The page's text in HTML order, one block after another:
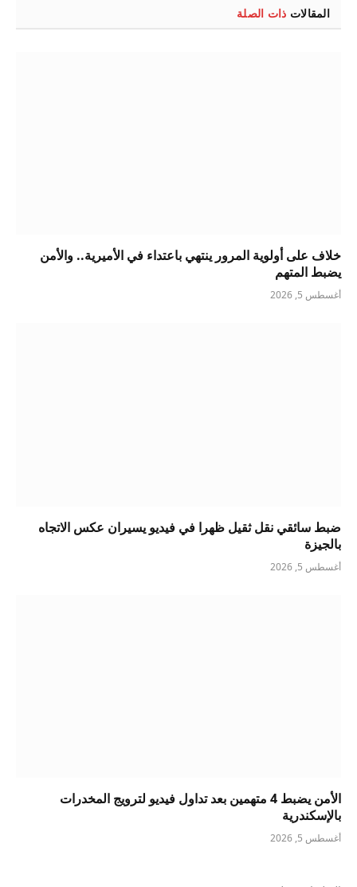
المقالات ذات الصلة
خلاف على أولوية المرور ينتهي باعتداء في الأميرية.. والأمن
يضبط المتهم
أغسطس 5, 2026
ضبط سائقي نقل ثقيل ظهرا في فيديو يسيران عكس الاتجاه
بالجيزة
أغسطس 5, 2026
الأمن يضبط 4 متهمين بعد تداول فيديو لترويج المخدرات
بالإسكندرية
أغسطس 5, 2026